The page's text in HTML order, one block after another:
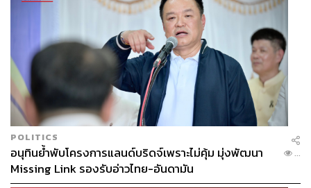
POLITICS
อนุทินย้ำพับโครงการแลนด์บริดจ์เพราะไม่คุ้ม มุ่งพัฒนา
Missing Link รองรับอ่าวไทย-อันดามัน
...